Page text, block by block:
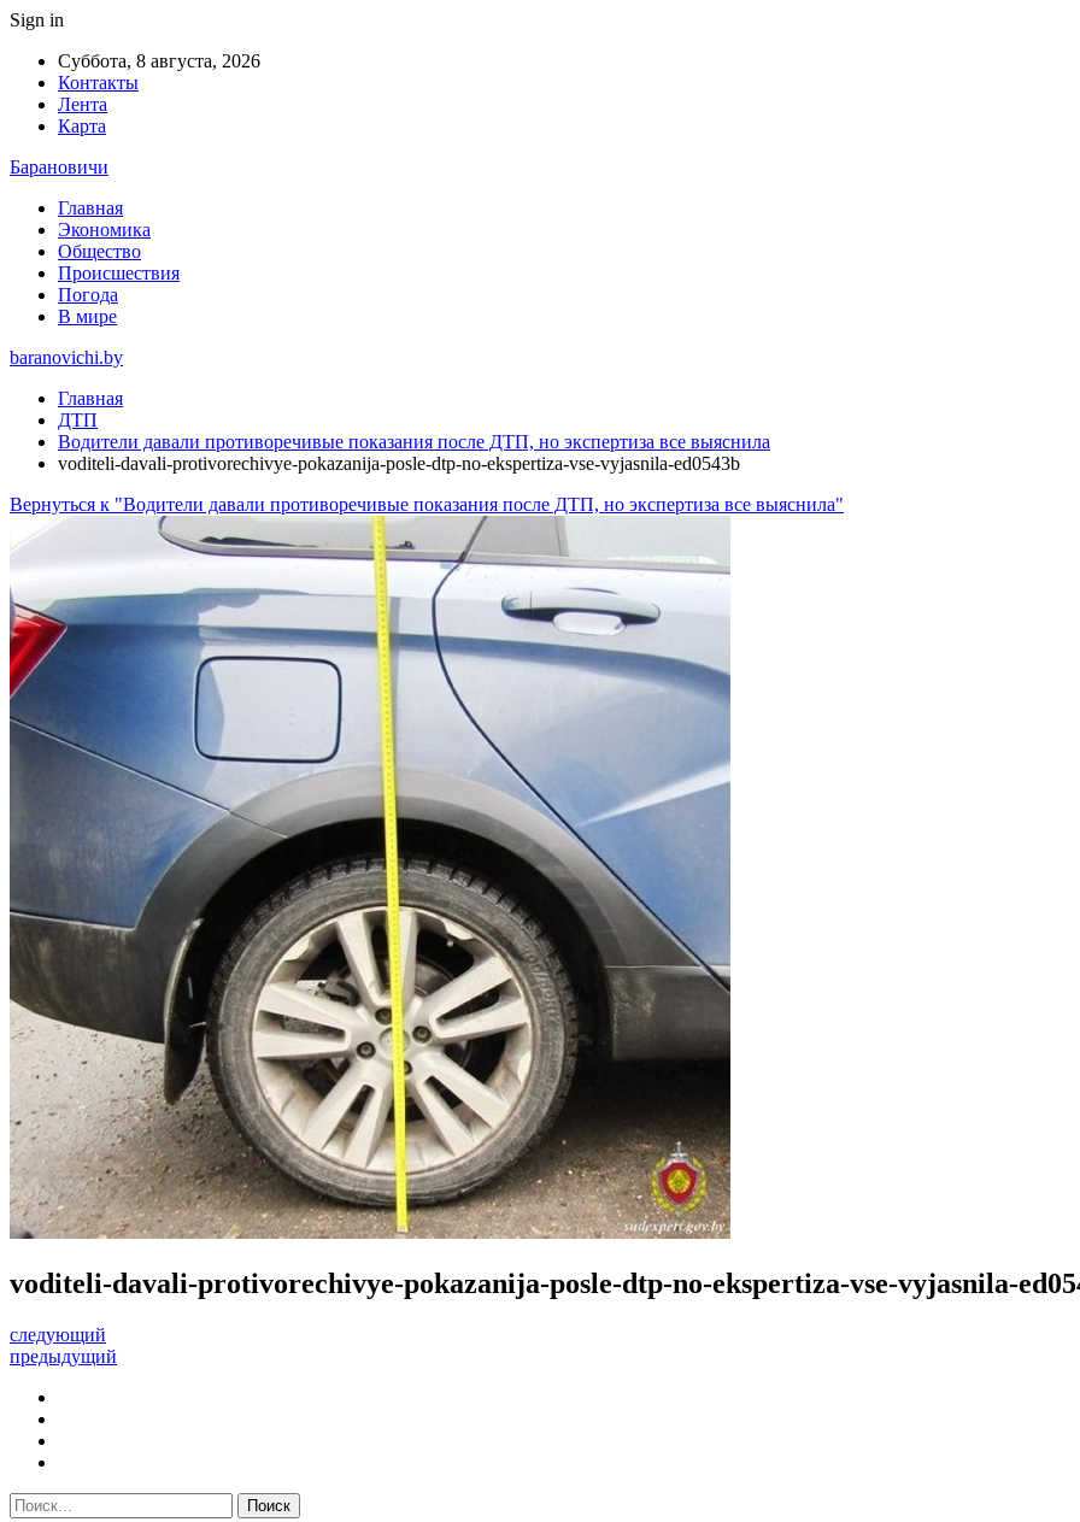
Sign in
Суббота, 8 августа, 2026
Контакты
Лента
Карта
Барановичи
Главная
Экономика
Общество
Происшествия
Погода
В мире
baranovichi.by
Главная
ДТП
Водители давали противоречивые показания после ДТП, но экспертиза все выяснила
voditeli-davali-protivorechivye-pokazanija-posle-dtp-no-ekspertiza-vse-vyjasnila-ed0543b
Вернуться к "Водители давали противоречивые показания после ДТП, но экспертиза все выяснила"
voditeli-davali-protivorechivye-pokazanija-posle-dtp-no-ekspertiza-vse-vyjasnila-
следующий
предыдущий